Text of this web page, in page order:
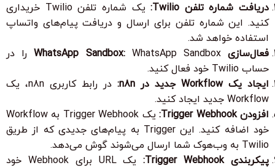
دریافت شماره تلفن Twilio:
یک شماره تلفن Twilio خریداری
کنید. این شماره تلفن برای ارسال و دریافت پیام‌های واتساپ
استفاده خواهد شد.
فعال‌سازی WhatsApp Sandbox:
WhatsApp Sandbox را در
حساب Twilio خود فعال کنید.
ایجاد یک Workflow جدید در n8n:
در رابط کاربری n8n، یک
Workflow جدید ایجاد کنید.
افزودن Trigger Webhook:
یک Trigger Webhook به Workflow
خود اضافه کنید. این Trigger به پیام‌های جدیدی که از طریق
Twilio به وب‌هوک شما ارسال می‌شوند گوش می‌دهد.
پیکربندی Trigger Webhook:
یک URL برای Webhook خود